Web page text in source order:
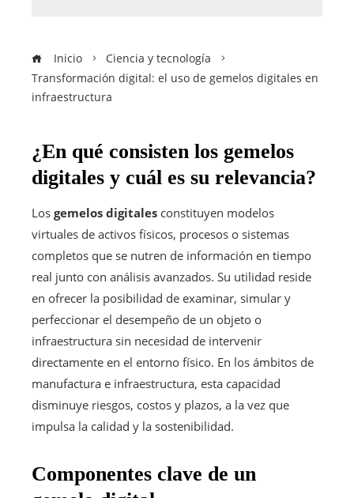
Inicio
Ciencia y tecnología
Transformación digital: el uso de gemelos digitales en
infraestructura
¿En qué consisten los gemelos
digitales y cuál es su relevancia?
Los gemelos digitales constituyen modelos
virtuales de activos físicos, procesos o sistemas
completos que se nutren de información en tiempo
real junto con análisis avanzados. Su utilidad reside
en ofrecer la posibilidad de examinar, simular y
perfeccionar el desempeño de un objeto o
infraestructura sin necesidad de intervenir
directamente en el entorno físico. En los ámbitos de
manufactura e infraestructura, esta capacidad
disminuye riesgos, costos y plazos, a la vez que
impulsa la calidad y la sostenibilidad.
Componentes clave de un